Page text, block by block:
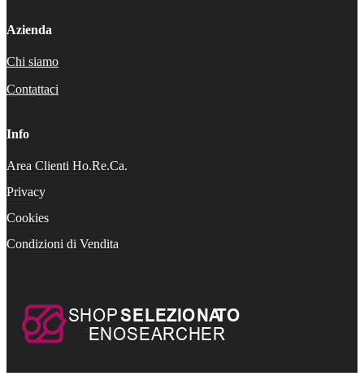
Azienda
Chi siamo
Contattaci
Info
Area Clienti Ho.Re.Ca.
Privacy
Cookies
Condizioni di Vendita